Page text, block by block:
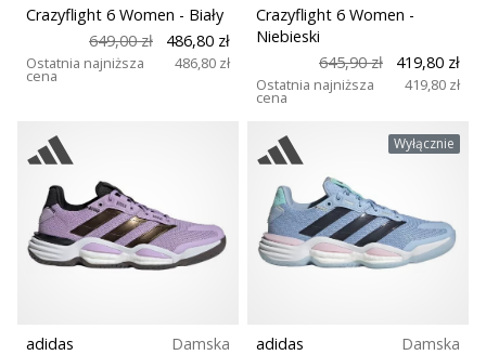
Crazyflight 6 Women - Biały
649,00 zł
486,80 zł
Ostatnia najniższa
cena
486,80 zł
Crazyflight 6 Women -
Niebieski
645,90 zł
419,80 zł
Ostatnia najniższa
cena
419,80 zł
adidas
Damska
Wyłącznie
adidas
Damska